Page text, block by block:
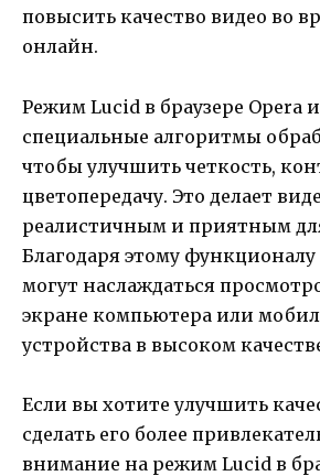
повысить качество видео во
онлайн.
Режим Lucid в браузере Opera
специальные алгоритмы
чтобы улучшить четкость,
цветопередачу. Это делает
реалистичным и приятным
Благодаря этому функционалу
могут наслаждаться
экране компьютера или
устройства в высоком
Если вы хотите улучшить
сделать его более
внимание на режим Lucid в